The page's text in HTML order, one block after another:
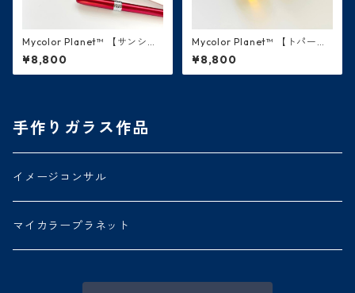
Mycolor Planet™ 【サンシャ
イン・黄色】太陽
¥8,800
Mycolor Planet™ 【トパー
ズ・橙色】金星
¥8,800
手作りガラス作品
イメージコンサル
マイカラープラネット